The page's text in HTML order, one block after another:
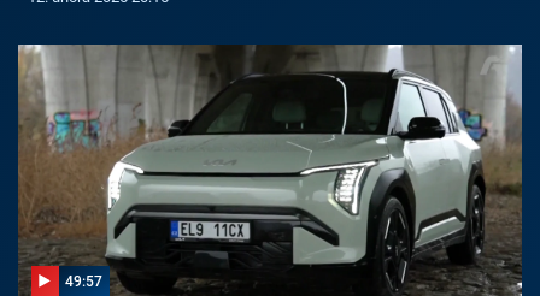
49:57